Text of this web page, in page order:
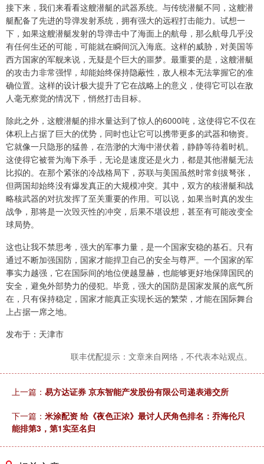
接下来，我们来看看这艘潜艇的武器系统。与传统潜艇不同，这艘潜
艇配备了先进的导弹发射系统，拥有强大的远程打击能力。试想一
下，如果这艘潜艇发射的导弹击中了海面上的航母，那么航母几乎没
有任何生还的可能，可能就在瞬间沉入海底。这样的威胁，对美国等
西方国家的军舰来说，无疑是个巨大的噩梦。最重要的是，这艘潜艇
的攻击力非常强悍，却能始终保持隐蔽性，敌人根本无法掌握它的准
确位置。这样的设计极大提升了它在战略上的意义，使得它可以在敌
人毫无察觉的情况下，悄然打击目标。
除此之外，这艘潜艇的排水量达到了惊人的6000吨，这使得它不仅在
体积上占据了巨大的优势，同时也让它可以携带更多的武器和物资。
它就像一只隐形的猛兽，在浩渺的大海中潜伏着，静静等待着时机。
这使得它被誉为海下杀手，无论是速度还是火力，都是其他潜艇无法
比拟的。在那个紧张的冷战格局下，苏联与美国虽然时常剑拔弩张，
但两国却始终没有爆发真正的大规模冲突。其中，双方的核潜艇和战
略核武器的对抗发挥了至关重要的作用。可以说，如果当时真的发生
战争，那将是一次毁灭性的冲突，后果不堪设想，甚至有可能改变全
球局势。
这也让我不禁思考，强大的军事力量，是一个国家安稳的基石。只有
通过不断加强国防，国家才能捍卫自己的安全与尊严。一个国家的军
事实力越强，它在国际间的地位便越显赫，也能够更好地保障国民的
安全，避免外部势力的侵犯。毕竟，强大的国防是国家发展的底气所
在，只有保持稳定，国家才能真正实现长远的繁荣，才能在国际舞台
上占据一席之地。
发布于：天津市
联丰优配提示：文章来自网络，不代表本站观点。
上一篇： 易方达证券 京东智能产发股份有限公司递表港交所
下一篇： 米涂配资 给《夜色正浓》最讨人厌角色排名：乔海伦只
能排第3，第1实至名归